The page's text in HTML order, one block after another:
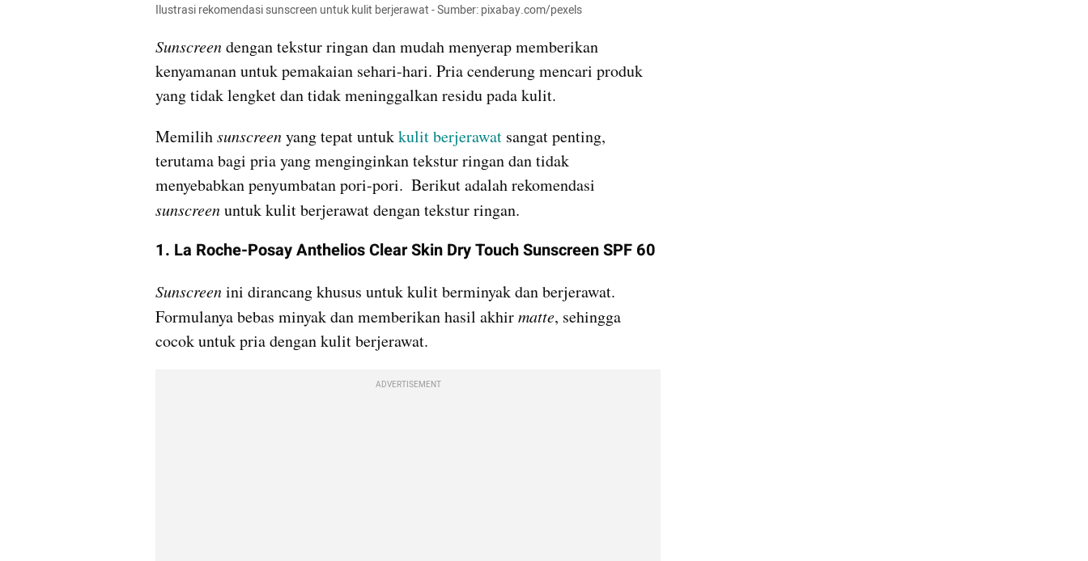
Ilustrasi rekomendasi sunscreen untuk kulit berjerawat - Sumber: pixabay.com/pexels
Sunscreen dengan tekstur ringan dan mudah menyerap memberikan
kenyamanan untuk pemakaian sehari-hari. Pria cenderung mencari produk
yang tidak lengket dan tidak meninggalkan residu pada kulit.
Memilih sunscreen yang tepat untuk kulit berjerawat sangat penting,
terutama bagi pria yang menginginkan tekstur ringan dan tidak
sunscreen untuk kulit berjerawat dengan tekstur ringan.
1. La Roche-Posay Anthelios Clear Skin Dry Touch Sunscreen SPF 60
Sunscreen ini dirancang khusus untuk kulit berminyak dan berjerawat.
Formulanya bebas minyak dan memberikan hasil akhir matte, sehingga
cocok untuk pria dengan kulit berjerawat.
ADVERTISEMENT